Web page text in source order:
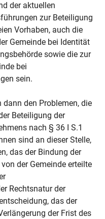
der aktuellen
zur Beteiligung
Vorhaben, auch die
Gemeinde bei Identität
sowie die zur
bei
sein.
den Problemen, die
Beteiligung der
nach § 36 I S.1
sind an dieser Stelle,
das der Bindung der
der Gemeinde erteilte
Rechtsnatur der
das der
der Frist des